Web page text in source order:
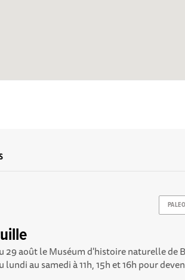
29 août le Muséum d'histoire naturelle de
lundi au samedi à 11h, 15h et 16h pour